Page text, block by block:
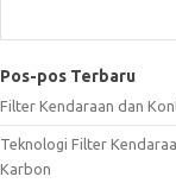
Pos-pos Terbaru
Filter Kendaraan dan
Teknologi Filter
Karbon